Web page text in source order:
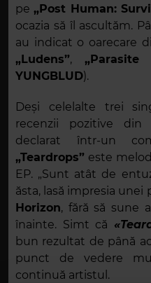
pe„Post Human:
ocazia să îl ascultăm.
au indicat o oarecare
„Ludens”,„Parasite
YUNGBLUD).
Deși celelalte trei
recenzii pozitive din
declarat într-un
„Teardrops” este
EP. „Sunt atât de
ăsta, lasă impresia unei
Horizon, fără să sune
înainte. Simt că
bun rezultat de până
punct de vedere
continuă artistul.